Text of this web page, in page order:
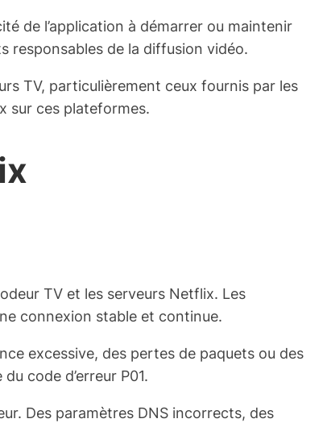
de l’application à démarrer ou maintenir
responsables de la diffusion vidéo.
TV, particulièrement ceux fournis par les
sur ces plateformes.
TV et les serveurs Netflix. Les
connexion stable et continue.
excessive, des pertes de paquets ou des
code d’erreur P01.
Des paramètres DNS incorrects, des